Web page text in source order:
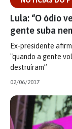
Lula: “O ódio
gente suba
Ex-presidente
"quando a gente
destruíram”
02/06/2017